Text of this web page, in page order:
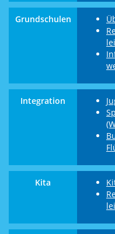
Grundschulen
Integration
Kita